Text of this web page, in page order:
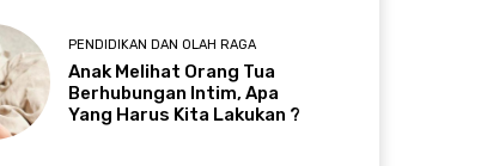
PENDIDIKAN DAN OLAH RAGA
Anak Melihat Orang Tua
Berhubungan Intim, Apa
Yang Harus Kita Lakukan ?